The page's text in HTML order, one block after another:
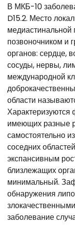
В МКБ-10
D15.2. Место
медиастинальной
позвоночником и
органов: сердце,
сосуды, нервы,
международной
области
имеющих разные
самостоятельно
соседних
экспансивным
близлежащих
минимальный.
обнаружения
заболевание